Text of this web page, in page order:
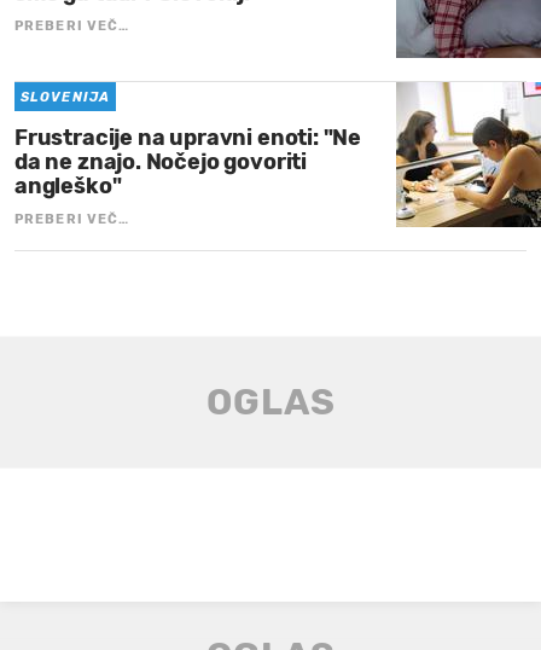
PREBERI VEČ…
SLOVENIJA
Frustracije na upravni enoti: "Ne
da ne znajo. Nočejo govoriti
angleško"
PREBERI VEČ…